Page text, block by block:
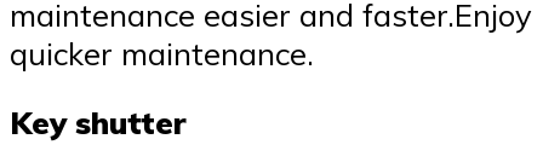
maintenance easier and faster.Enjoy
quicker maintenance.
Key shutter